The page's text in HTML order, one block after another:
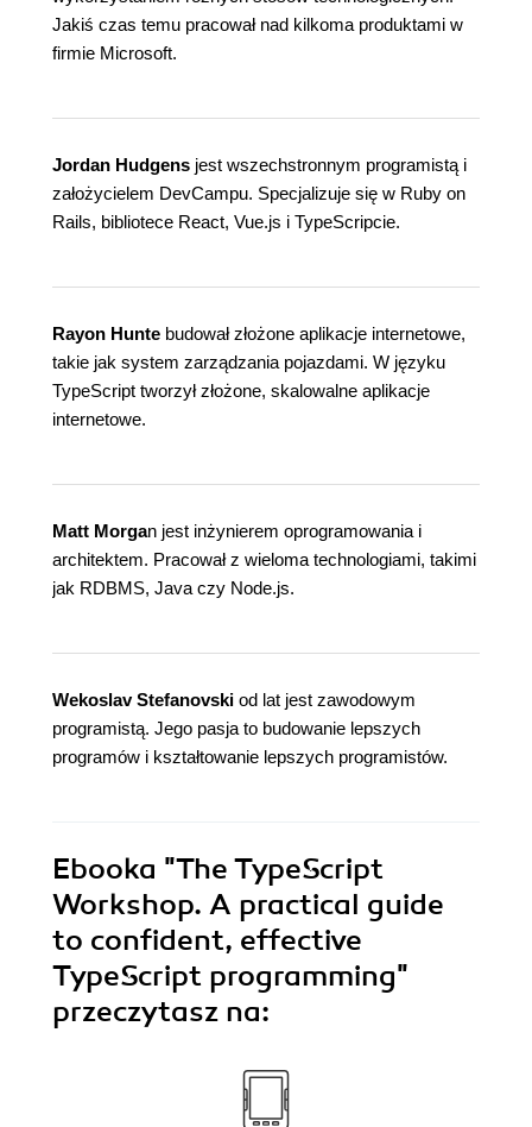
Jakiś czas temu pracował nad kilkoma produktami w
firmie Microsoft.
Jordan Hudgens jest wszechstronnym programistą i
założycielem DevCampu. Specjalizuje się w Ruby on
Rails, bibliotece React, Vue.js i TypeScripcie.
Rayon Hunte budował złożone aplikacje internetowe,
takie jak system zarządzania pojazdami. W języku
TypeScript tworzył złożone, skalowalne aplikacje
internetowe.
Matt Morgan jest inżynierem oprogramowania i
architektem. Pracował z wieloma technologiami, takimi
jak RDBMS, Java czy Node.js.
Wekoslav Stefanovski od lat jest zawodowym
programistą. Jego pasja to budowanie lepszych
programów i kształtowanie lepszych programistów.
Ebooka "The TypeScript
Workshop. A practical guide
to confident, effective
TypeScript programming"
przeczytasz na: